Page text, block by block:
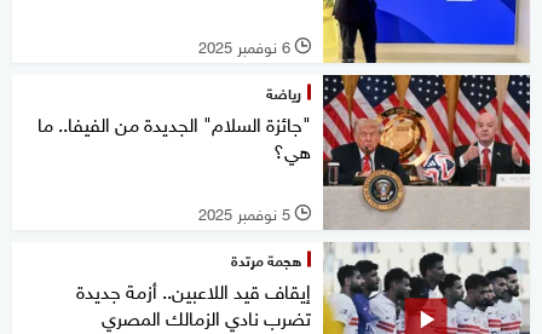
l 6 نوفمبر 2025
رياضة
"جائزة السلام" الجديدة من الفيفا.. ما
هي؟
l 5 نوفمبر 2025
هجمة مرتدة
إيقاف قيد اللاعبين.. أزمة جديدة
تضرب نادي الزمالك المصري